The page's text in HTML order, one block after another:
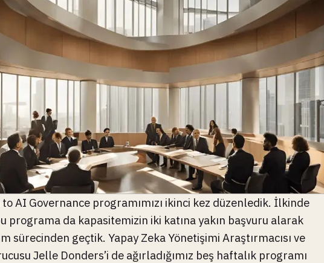
AI Governance programımızı ikinci kez düzenledik. İlkinde
programa da kapasitemizin iki katına yakın başvuru alarak
sürecinden geçtik. Yapay Zeka Yönetişimi Araştırmacısı ve
Jelle Donders’i de ağırladığımız beş haftalık programı